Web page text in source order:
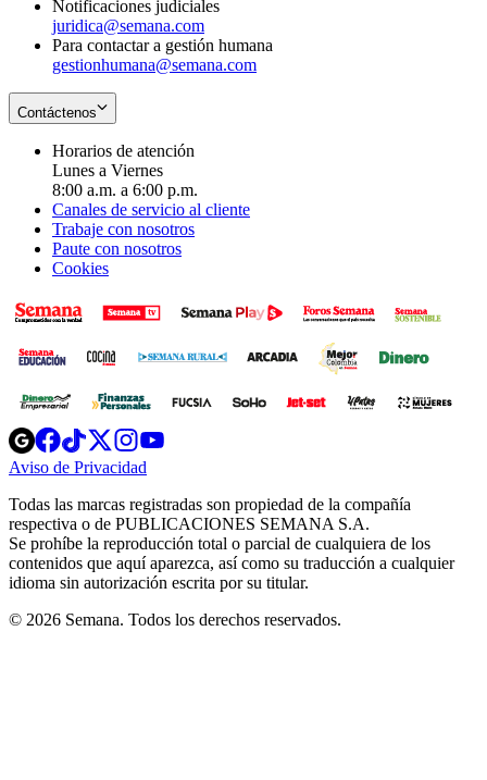
Notificaciones judiciales
juridica@semana.com
Para contactar a gestión humana
gestionhumana@semana.com
Contáctenos
Horarios de atención
Lunes a Viernes
8:00 a.m. a 6:00 p.m.
Canales de servicio al cliente
Trabaje con nosotros
Paute con nosotros
Cookies
Opens
in
new
Opens
in
new
Opens
in
new
window
Opens
new
windowwindow
Aviso de Privacidad
new
window
Todas las marcas registradas son propiedad de la compañía
respectiva o de PUBLICACIONES SEMANA S.A.
Se prohíbe la reproducción total o parcial de cualquiera de los
contenidos que aquí aparezca, así como su traducción a cualquier
idioma sin autorización escrita por su titular.
© 2026 Semana. Todos los derechos reservados.